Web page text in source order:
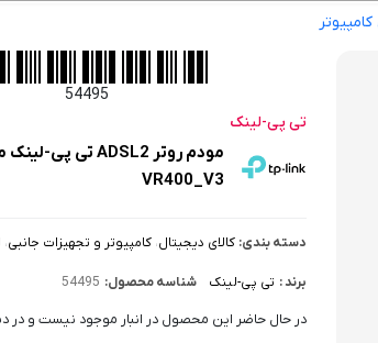
54495
تی پی-لینک
VR400_V3
دسته بندی: کالای دیجیتال،کامپیوتر و تجهیزات جانبی،
برند : تی پی-لینک شناسه محصول: 54495
در حال حاضر این محصول در انبار موجود نیست و